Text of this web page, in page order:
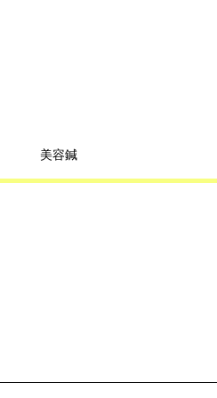
美容鍼